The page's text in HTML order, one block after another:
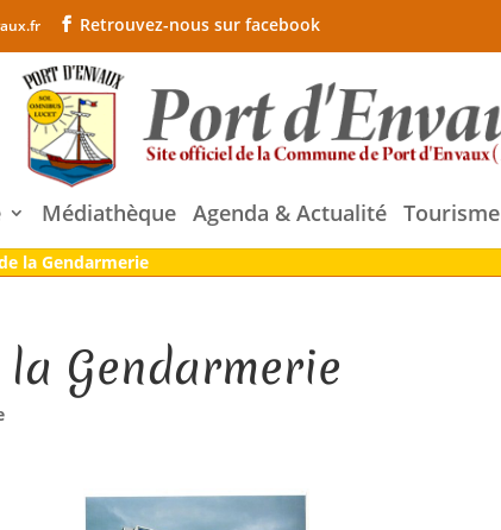
Retrouvez-nous sur facebook
Médiathèque Agenda & Actualité Tourisme
la Gendarmerie
Gendarmerie